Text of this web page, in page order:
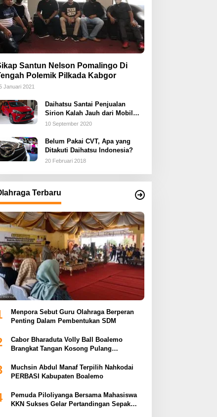
Santun Nelson Pomalingo Di
Polemik Pilkada Kabgor
Januari 2021
Daihatsu Santai Penjualan
Sirion Kalah Jauh dari Mobil
LCGC
10 September 2020
Belum Pakai CVT, Apa yang
Ditakuti Daihatsu Indonesia?
20 Februari 2018
Terbaru
Menpora Sebut Guru Olahraga Berperan
Penting Dalam Pembentukan SDM
Cabor Bharaduta Volly Ball Boalemo
Brangkat Tangan Kosong Pulang
Muchsin Abdul Manaf Terpilih Nahkodai
PERBASI Kabupaten Boalemo
Pemuda Piloliyanga Bersama Mahasiswa
KKN Sukses Gelar Pertandingan Sepak